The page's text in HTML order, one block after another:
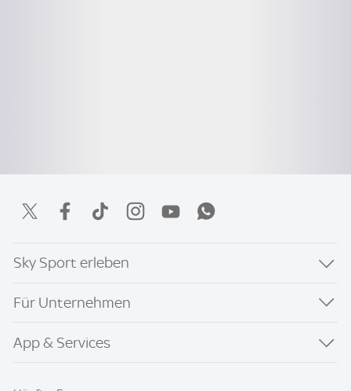
Sky Sport erleben
Für Unternehmen
App & Services